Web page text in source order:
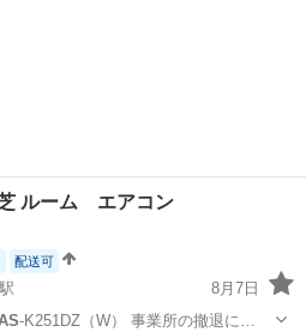
ルーム エアコン
配送可
8月7日
-K251DZ（W） 事業所の撤退に…